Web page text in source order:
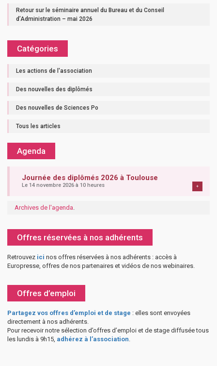
Retour sur le séminaire annuel du Bureau et du Conseil
d’Administration – mai 2026
Catégories
Les actions de l'association
Des nouvelles des diplômés
Des nouvelles de Sciences Po
Tous les articles
Agenda
Journée des diplômés 2026 à Toulouse
Le 14 novembre 2026 à 10 heures +
Archives de l'agenda.
Offres réservées à nos adhérents
Retrouvez ici nos offres réservées à nos adhérents : accès à
Europresse, offres de nos partenaires et vidéos de nos webinaires.
Offres d’emploi
Partagez vos offres d’emploi et de stage : elles sont envoyées
directement à nos adhérents.
Pour recevoir notre sélection d’offres d’emploi et de stage diffusée tous
les lundis à 9h15, adhérez à l’association.